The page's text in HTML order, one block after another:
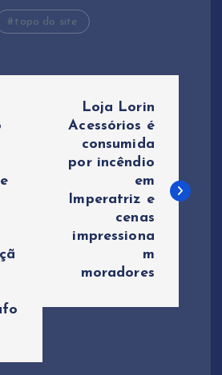
topo do site
Loja Lorin
Acessórios é
consumida
por incêndio
em
Imperatriz e
cenas
impressiona
m
moradores